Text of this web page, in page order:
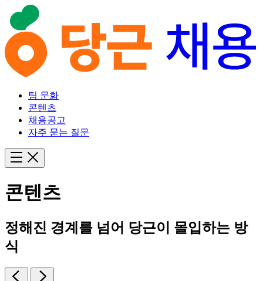
팀 문화
콘텐츠
채용공고
자주 묻는 질문
콘텐츠
정해진 경계를 넘어 당근이 몰입하는 방
식